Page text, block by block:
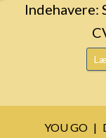
Indehavere:
YOU GO